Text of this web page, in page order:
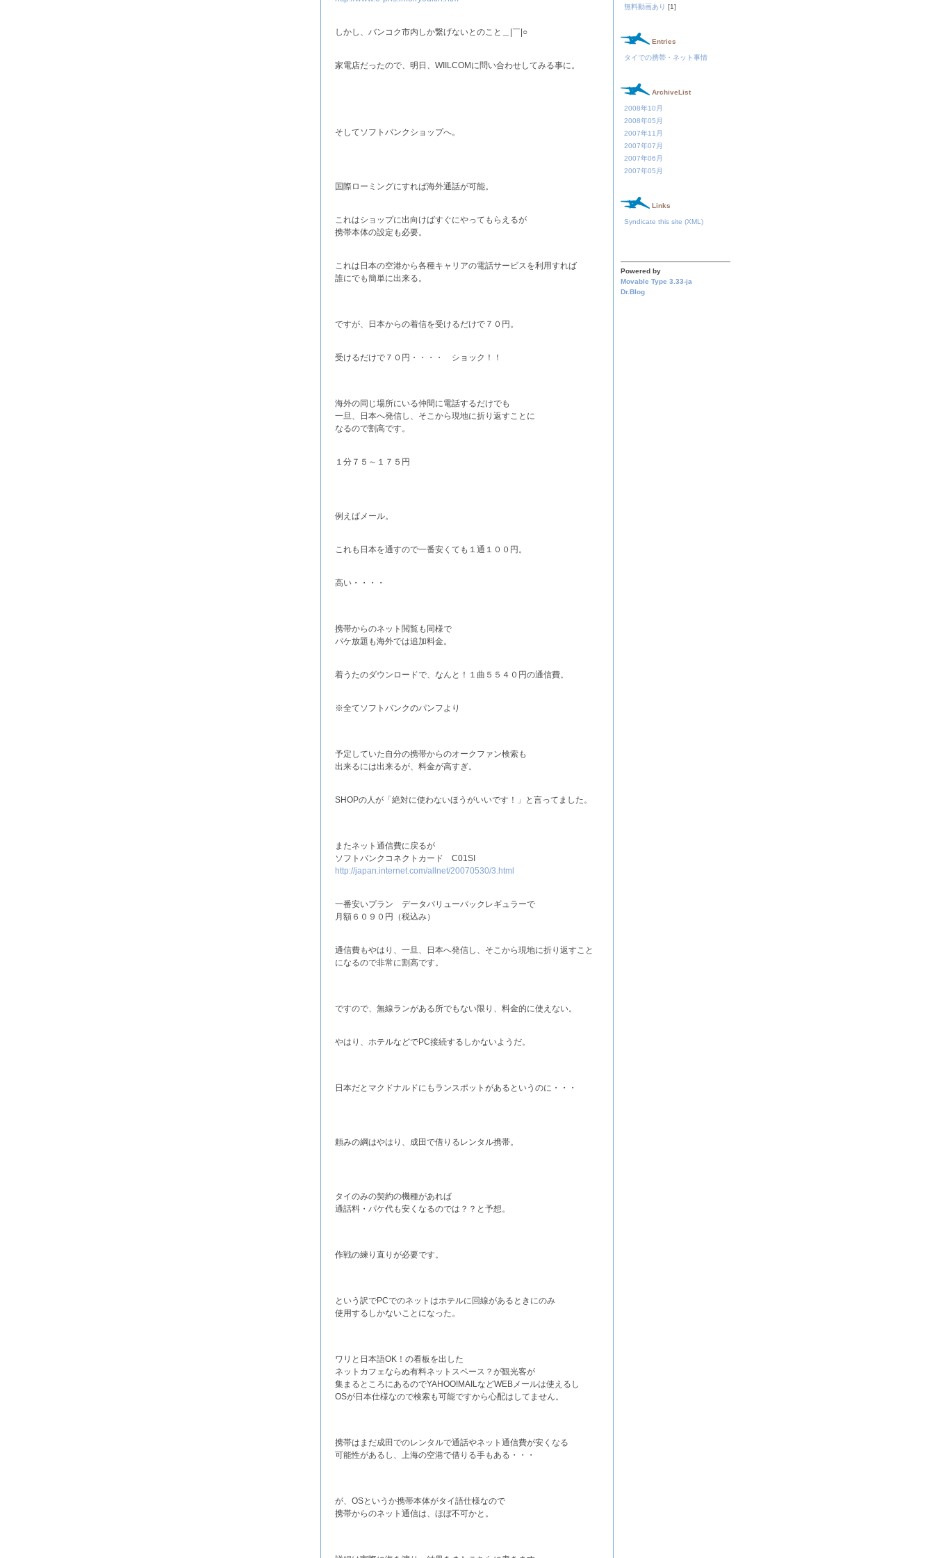
しかし、バンコク市内しか繋げないとのこと＿|￣|○
家電店だったので、明日、WIILCOMに問い合わせしてみる事に。
そしてソフトバンクショップへ。
国際ローミングにすれば海外通話が可能。
これはショップに出向けばすぐにやってもらえるが
携帯本体の設定も必要。
これは日本の空港から各種キャリアの電話サービスを利用すれば
誰にでも簡単に出来る。
ですが、日本からの着信を受けるだけで７０円。
受けるだけで７０円・・・・ ショック！！
海外の同じ場所にいる仲間に電話するだけでも
一旦、日本へ発信し、そこから現地に折り返すことに
なるので割高です。
１分７５～１７５円
例えばメール。
これも日本を通すので一番安くても１通１００円。
高い・・・・
携帯からのネット閲覧も同様で
パケ放題も海外では追加料金。
着うたのダウンロードで、なんと！１曲５５４０円の通信費。
※全てソフトバンクのパンフより
予定していた自分の携帯からのオークファン検索も
出来るには出来るが、料金が高すぎ。
SHOPの人が「絶対に使わないほうがいいです！」と言ってました。
またネット通信費に戻るが
ソフトバンクコネクトカード C01SI
http://japan.internet.com/allnet/20070530/3.html
一番安いプラン データバリューパックレギュラーで
月額６０９０円（税込み）
通信費もやはり、一旦、日本へ発信し、そこから現地に折り返すこと
になるので非常に割高です。
ですので、無線ランがある所でもない限り、料金的に使えない。
やはり、ホテルなどでPC接続するしかないようだ。
日本だとマクドナルドにもランスポットがあるというのに・・・
頼みの綱はやはり、成田で借りるレンタル携帯。
タイのみの契約の機種があれば
通話料・パケ代も安くなるのでは？？と予想。
作戦の練り直りが必要です。
という訳でPCでのネットはホテルに回線があるときにのみ
使用するしかないことになった。
ワリと日本語OK！の看板を出した
ネットカフェならぬ有料ネットスペース？が観光客が
集まるところにあるのでYAHOO!MAILなどWEBメールは使えるし
OSが日本仕様なので検索も可能ですから心配はしてません。
携帯はまだ成田でのレンタルで通話やネット通信費が安くなる
可能性があるし、上海の空港で借りる手もある・・・
が、OSというか携帯本体がタイ語仕様なので
携帯からのネット通信は、ほぼ不可かと。
無料動画あり [1]
Entries
タイでの携帯・ネット事情
ArchiveList
2008年10月
2008年05月
2007年11月
2007年07月
2007年06月
2007年05月
Links
Syndicate this site (XML)
Powered by
Movable Type 3.33-ja
Dr.Blog